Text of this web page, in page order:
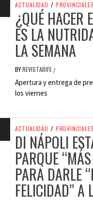
ACTUALIDAD / PROVINCIALES
¿QUÉ HACER
ES LA
LA SEMANA
BYREVISTABIFE /
Apertura y entrega de
los viernes
ACTUALIDAD / PROVINCIALES
DI NÁPOLI
PARQUE
PARA DARLE
FELICIDAD” A